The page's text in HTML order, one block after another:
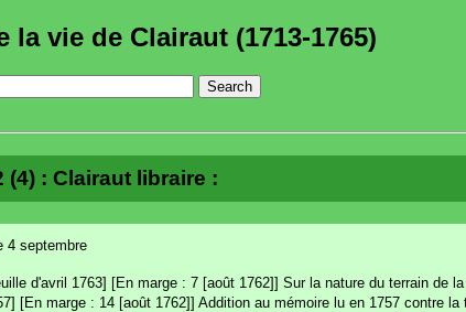
la vie de Clairaut (1713-1765)
(4) : Clairaut libraire :
4 septembre
d'avril 1763] [En marge : 7 [août 1762]] Sur la nature du terrain de
[En marge : 14 [août 1762]] Addition au mémoire lu en 1757 contre